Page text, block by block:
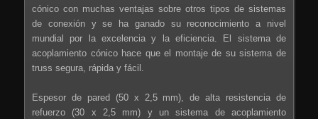
cónico con muchas ventajas sobre otros tipos de sistemas
de conexión y se ha ganado su reconocimiento a nivel
mundial por la excelencia y la eficiencia. El sistema de
acoplamiento cónico hace que el montaje de su sistema de
truss segura, rápida y fácil.
Espesor de pared (50 x 2,5 mm), de alta resistencia de
refuerzo (30 x 2,5 mm) y un sistema de acoplamiento